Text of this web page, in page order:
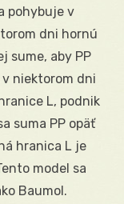
pohybuje v
dni hornú
sume, aby PP
v niektorom dni
L, podnik
suma PP opäť
hranica L je
model sa
Baumol.